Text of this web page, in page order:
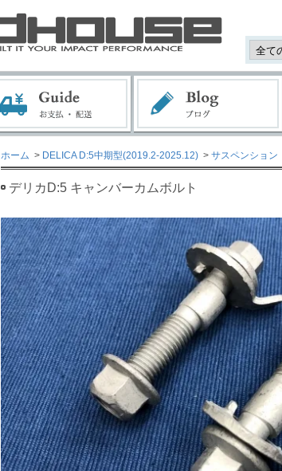
ホーム > DELICA D:5中期型(2019.2-2025.12) > サスペンション
デリカD:5 キャンバーカムボルト